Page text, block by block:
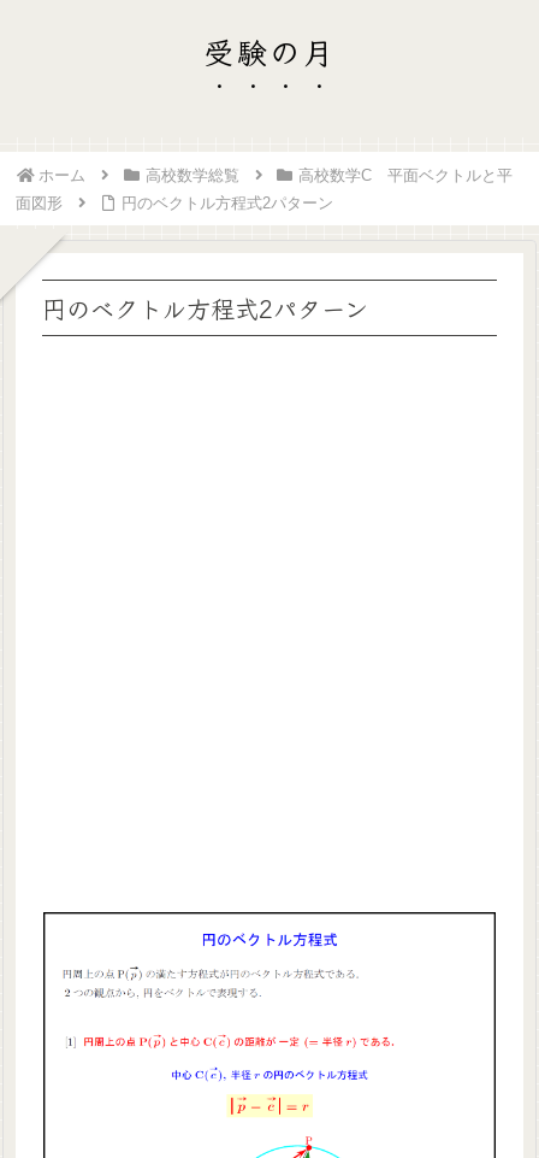
受験の月
ホーム 高校数学総覧
高校数学C 平面ベクトルと平
面図形
円のベクトル方程式2パターン
円のベクトル方程式2パターン